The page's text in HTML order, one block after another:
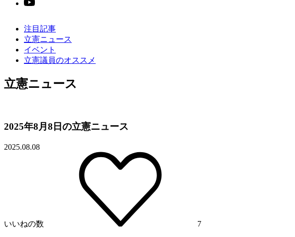
注目記事
立憲ニュース
イベント
立憲議員のオススメ
立憲ニュース
2025年8月8日の立憲ニュース
2025.08.08
いいねの数 7